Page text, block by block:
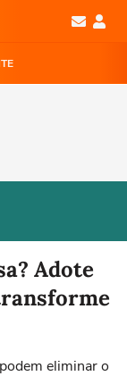
Adote
eliminar o